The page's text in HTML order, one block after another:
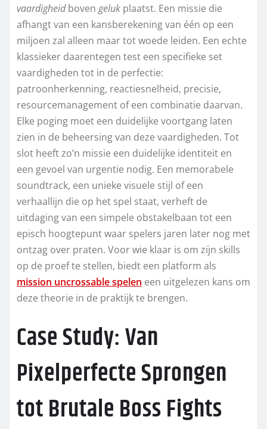
vaardigheidboven geluk plaatst. Een missie die
afhangt van een kansberekening van één op een
miljoen zal alleen maar tot woede leiden. Een echte
klassieker daarentegen test een specifieke set
vaardigheden tot in de perfectie:
patroonherkenning, reactiesnelheid, precisie,
resourcemanagement of een combinatie daarvan.
Elke poging moet een duidelijke voortgang laten
zien in de beheersing van deze vaardigheden. Tot
slot heeft zo’n missie een duidelijke identiteit en
een gevoel van urgentie nodig. Een memorabele
soundtrack, een unieke visuele stijl of een
verhaallijn die op het spel staat, verheft de
uitdaging van een simpele obstakelbaan tot een
episch hoogtepunt waar spelers jaren later nog met
ontzag over praten. Voor wie klaar is om zijn skills
op de proef te stellen, biedt een platform als
mission uncrossable spelen een uitgelezen kans om
deze theorie in de praktijk te brengen.
Case Study: Van
Pixelperfecte Sprongen
tot Brutale Boss Fights